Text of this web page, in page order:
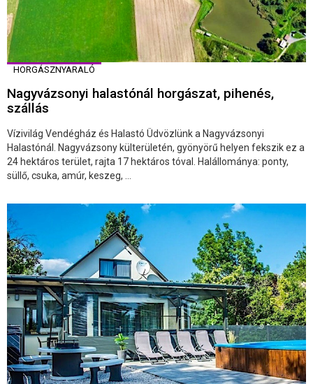
HORGÁSZNYARALÓ
Nagyvázsonyi halastónál horgászat, pihenés,
szállás
Vízivilág Vendégház és Halastó Üdvözlünk a Nagyvázsonyi
Halastónál. Nagyvázsony külterületén, gyönyörű helyen fekszik ez a
24 hektáros terület, rajta 17 hektáros tóval. Halállománya: ponty,
süllő, csuka, amúr, keszeg, ...